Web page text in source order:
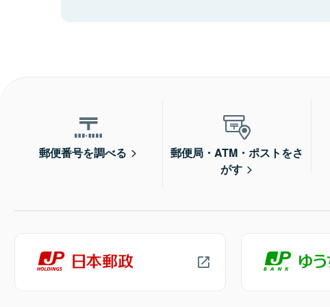
郵便番号を調べる
郵便局・ATM・ポストをさ
がす